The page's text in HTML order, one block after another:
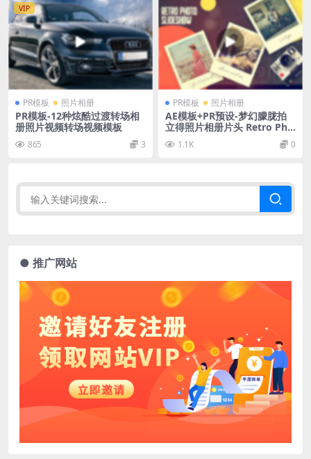
VIP
PR模板 照片相册
PR模板-12种炫酷过渡转场相
册照片视频转场视频模板
865 3
PR模板 照片相册
AE模板+PR预设-梦幻朦胧拍
立得照片相册片头 Retro Pho
to Slideshow
1.1K 0
● 推广网站